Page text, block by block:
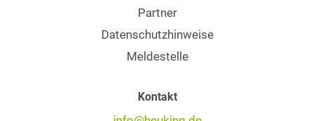
Partner
Datenschutzhinweise
Meldestelle
Kontakt